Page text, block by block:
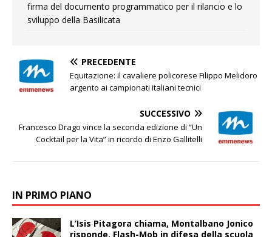
firma del documento programmatico per il rilancio e lo
sviluppo della Basilicata
PRECEDENTE
Equitazione: il cavaliere policorese Filippo Melidoro
argento ai campionati italiani tecnici
SUCCESSIVO
Francesco Drago vince la seconda edizione di “Un
Cocktail per la Vita” in ricordo di Enzo Gallitelli
IN PRIMO PIANO
L’Isis Pitagora chiama, Montalbano Jonico
risponde. Flash-Mob in difesa della scuola